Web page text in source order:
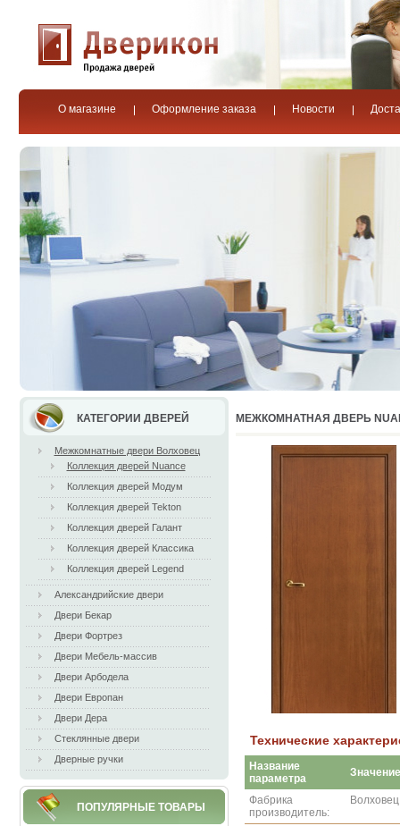
О магазине Оформление заказа Новости
КАТЕГОРИИ ДВЕРЕЙ
Межкомнатные двери Волховец
Коллекция дверей Nuance
Коллекция дверей Модум
Коллекция дверей Tekton
Коллекция дверей Галант
Коллекция дверей Классика
Коллекция дверей Legend
Александрийские двери
Двери Бекар
Двери Фортрез
Двери Мебель-массив
Двери Арбодела
Двери Европан
Двери Дера
Стеклянные двери
Дверные ручки
ПОПУЛЯРНЫЕ ТОВАРЫ
МЕЖКОМНАТНАЯ ДВЕРЬ
Технические
Название
параметра
Значение
Фабрика
производитель:
Волховец